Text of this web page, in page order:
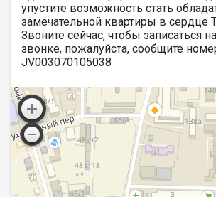
упустите возможность стать
замечательной квартиры в сердце
Звоните сейчас, чтобы записаться
звонке, пожалуйста, сообщите
JV003070105038